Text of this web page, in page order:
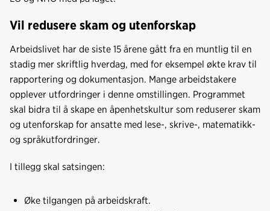
Vil redusere skam og utenforskap
Arbeidslivet har de siste 15 årene gått fra en muntlig til en
stadig mer skriftlig hverdag, med for eksempel økte krav til
rapportering og dokumentasjon. Mange arbeidstakere
opplever utfordringer i denne omstillingen. Programmet
skal bidra til å skape en åpenhetskultur som reduserer skam
og utenforskap for ansatte med lese-, skrive-, matematikk-
og språkutfordringer.
I tillegg skal satsingen:
Øke tilgangen på arbeidskraft.